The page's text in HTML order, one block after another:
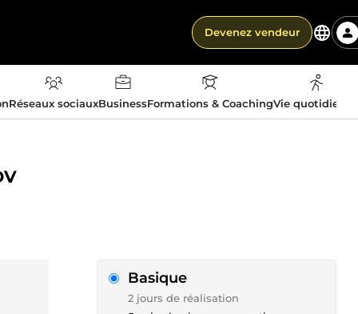
Devenez vendeur
Réseaux sociauxBusinessFormations & CoachingVie
Basique
2 jours de réalisation